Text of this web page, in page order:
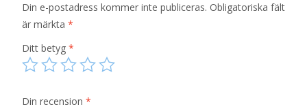
Din e-postadress kommer inte publiceras. Obligatoriska fält
är märkta *
Ditt betyg *
Din recension *